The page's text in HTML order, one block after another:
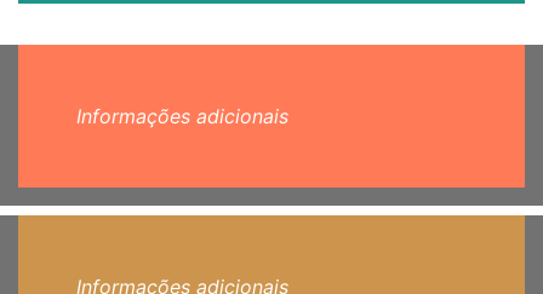
Informações adicionais
Informações adicionais